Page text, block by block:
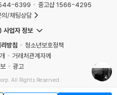
6399
중고샵 1566-4295
/채팅상담
사업자 정보
방침
청소년보호정책
거래처관계자께
광고
All Rights Reserved.